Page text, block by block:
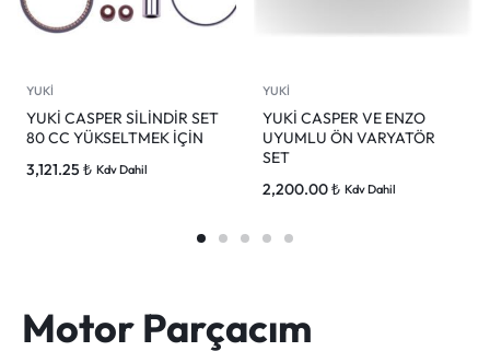
YUKİ
YUKİ CASPER SİLİNDİR SET
80 CC YÜKSELTMEK İÇİN
3,121.25 ₺ Kdv Dahil
YUKİ
YUKİ CASPER VE ENZO
UYUMLU ÖN VARYATÖR
SET
2,200.00₺ Kdv Dahil
Motor Parçacım